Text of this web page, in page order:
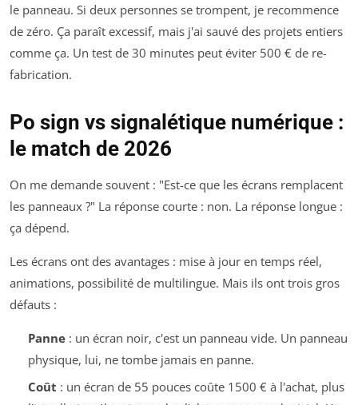
le panneau. Si deux personnes se trompent, je recommence
de zéro. Ça paraît excessif, mais j'ai sauvé des projets entiers
comme ça. Un test de 30 minutes peut éviter 500 € de re-
fabrication.
Po sign vs signalétique numérique :
le match de 2026
On me demande souvent : "Est-ce que les écrans remplacent
les panneaux ?" La réponse courte : non. La réponse longue :
ça dépend.
Les écrans ont des avantages : mise à jour en temps réel,
animations, possibilité de multilingue. Mais ils ont trois gros
défauts :
Panne: un écran noir, c'est un panneau vide. Un panneau
physique, lui, ne tombe jamais en panne.
Coût : un écran de 55 pouces coûte 1500 € à l'achat, plus